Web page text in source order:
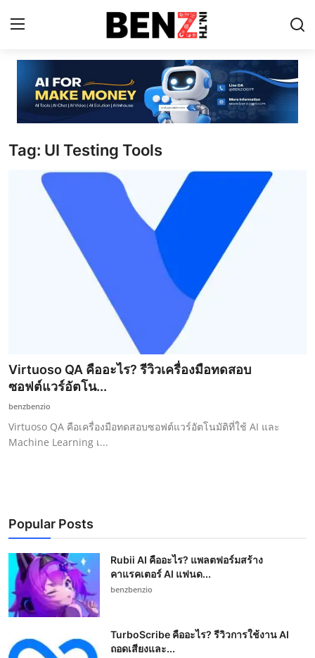
Home
Contact
AI Tools
ChatGPT Prompts
ข่าว AI รอบโลก
ThaiGPT Builder
คอร์สเรียน ChatGPT
Tag: UI Testing Tools
Virtuoso QA คืออะไร? รีวิวเครื่องมือทดสอบ
ซอฟต์แวร์อัตโน...
benzbenzio
Virtuoso QA คือเครื่องมือทดสอบซอฟต์แวร์อัตโนมัติที่ใช้ AI และ
Machine Learning เ...
Popular Posts
Rubii AI คืออะไร? แพลตฟอร์มสร้าง
คาแรคเตอร์ AI แฟนด...
benzbenzio
TurboScribe คืออะไร? รีวิวการใช้งาน AI
ถอดเสียงและ...